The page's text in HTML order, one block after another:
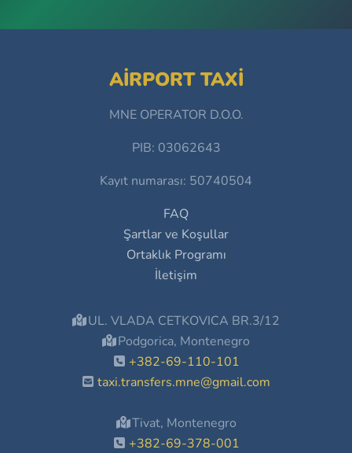
AIRPORT TAXI
MNE OPERATOR D.O.O.
PIB: 03062643
Kayıt numarası: 50740504
FAQ
Şartlar ve Koşullar
Ortaklık Programı
İletişim
UL. VLADA CETKOVICA BR.3/12
Podgorica, Montenegro
+382-69-110-101
taxi.transfers.mne@gmail.com
Tivat, Montenegro
+382-69-378-001